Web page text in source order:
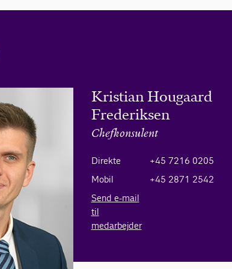
Kristian Hougaard
Frederiksen
Chefkonsulent
Direkte
+45 7216 0205
Mobil
+45 2871 2542
Send e-mail
til
medarbejder